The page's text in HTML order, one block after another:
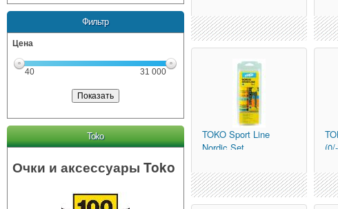
Фильтр
Цена
40 31 000
Toko
Очки и аксессуары Toko
TOKO Sport Line
Nordic Set